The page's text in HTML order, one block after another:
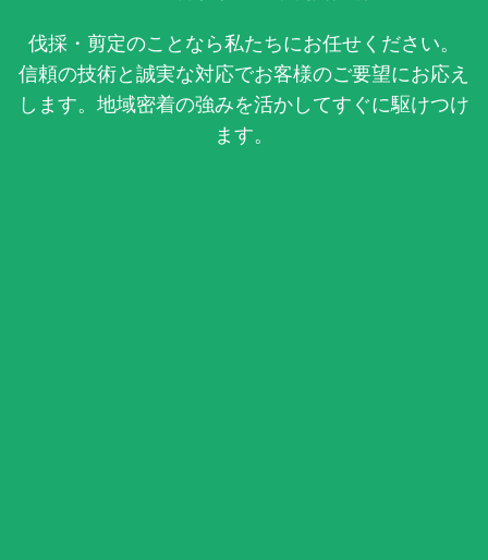
伐採・剪定のことなら私たちにお任せください。
信頼の技術と誠実な対応でお客様のご要望にお応え
します。地域密着の強みを活かしてすぐに駆けつけ
ます。